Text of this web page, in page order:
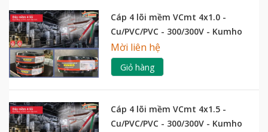
Cáp 4 lõi mềm VCmt 4x1.0 -
Cu/PVC/PVC - 300/300V - Kumho
Mời liên hệ
Giỏ hàng
Cáp 4 lõi mềm VCmt 4x1.5 -
Cu/PVC/PVC - 300/300V - Kumho